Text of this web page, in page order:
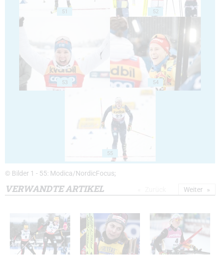
51 52
53 54
55
© Bilder 1 - 55: Modica/NordicFocus;
VERWANDTE ARTIKEL Weiter